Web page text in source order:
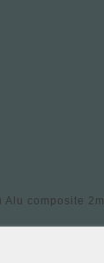
Alu composite